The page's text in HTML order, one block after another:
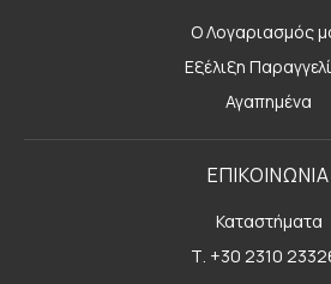
Ο Λογαριασμός
Εξέλιξη
Αγαπημένα
ΕΠΙΚΟΙΝΩΝΙΑ
Καταστήματα
Τ. +30 2310